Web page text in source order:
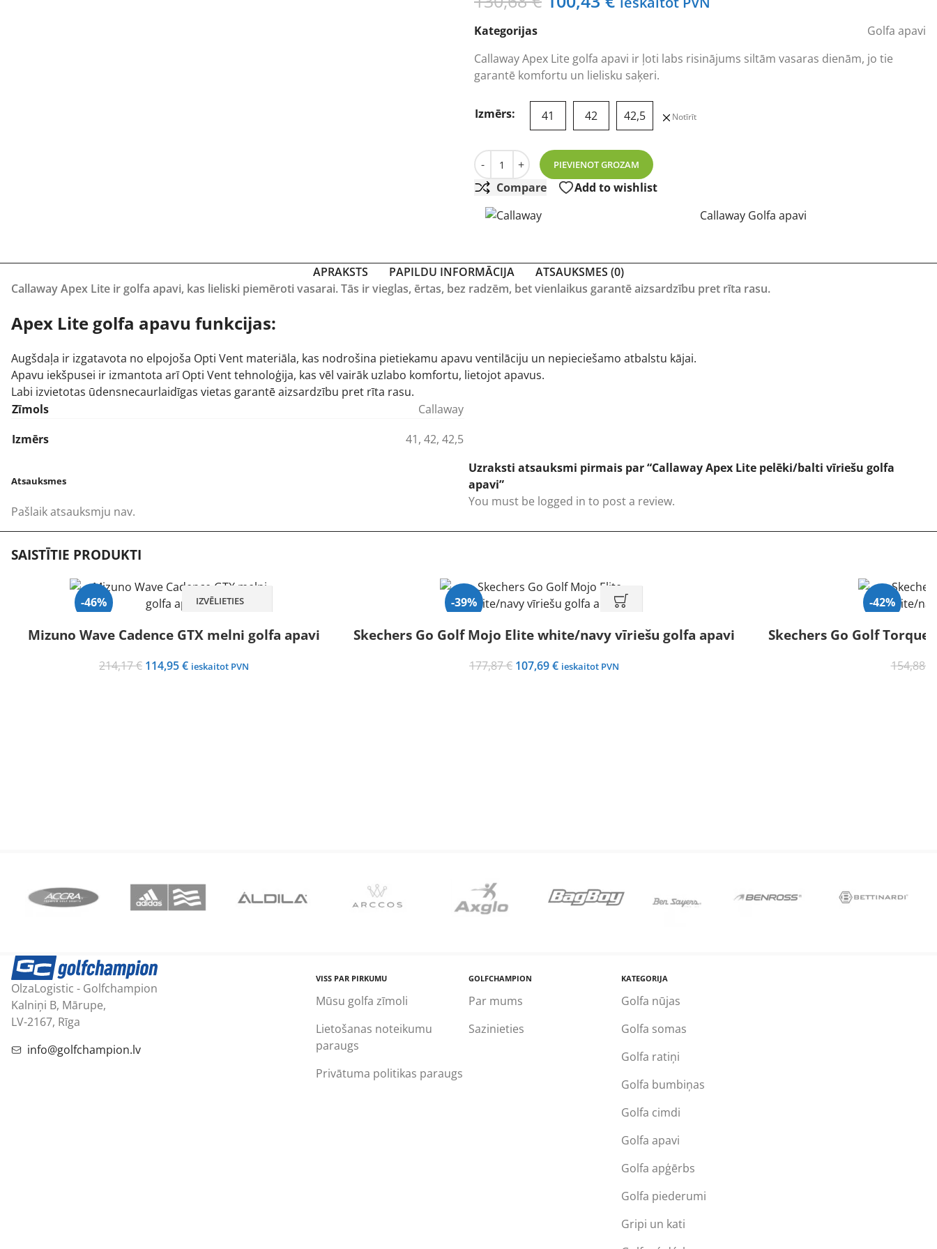
130,68 €.100,43 €.
Kategorijas
Golfa apavi
Callaway Apex Lite golfa apavi ir ļoti labs risinājums siltām vasaras dienām, jo tie
garantē komfortu un lielisku saķeri.
Izmērs: 41 42 42,5 Notīrīt
-
Callaway Apex Lite pelēki/balti vīriešu golfa apavi daudzums
+ PIEVIENOT GROZAM
Compare
Add to wishlist
Callaway Golfa apavi
APRAKSTS PAPILDU INFORMĀCIJA
ATSAUKSMES (0)
Callaway Apex Lite ir golfa apavi, kas lieliski piemēroti vasarai. Tās ir vieglas, ērtas, bez radzēm, bet vienlaikus garantē aizsardzību pret rīta rasu.
Apex Lite golfa apavu funkcijas:
Augšdaļa ir izgatavota no elpojoša Opti Vent materiāla, kas nodrošina pietiekamu apavu ventilāciju un nepieciešamo atbalstu kājai.
Apavu iekšpusei ir izmantota arī Opti Vent tehnoloģija, kas vēl vairāk uzlabo komfortu, lietojot apavus.
Labi izvietotas ūdensnecaurlaidīgas vietas garantē aizsardzību pret rīta rasu.
Zīmols
Callaway
Izmērs
41, 42, 42,5
Atsauksmes
Pašlaik atsauksmju nav.
Uzraksti atsauksmi pirmais par “Callaway Apex Lite pelēki/balti vīriešu golfa
apavi”
You must be logged in to post a review.
SAISTĪTIE PRODUKTI
-46% IZVĒLIETIES
Mizuno Wave Cadence GTX melni golfa apavi
214,17€ Original
114,95€Current
ieskaitot PVN
-39%
Skechers Go Golf Mojo Elite white/navy vīriešu golfa apavi
177,87€ Original
107,69€Current
ieskaitot PVN
-42%
Skechers Go Golf
154,88
OlzaLogistic - Golfchampion
Kalniņi B, Mārupe,
LV-2167, Rīga
info@golfchampion.lv
VISS PAR PIRKUMU
Mūsu golfa zīmoli
Lietošanas noteikumu
paraugs
Privātuma politikas paraugs
GOLFCHAMPION
Par mums
Sazinieties
KATEGORIJA
Golfa nūjas
Golfa somas
Golfa ratiņi
Golfa bumbiņas
Golfa cimdi
Golfa apavi
Golfa apģērbs
Golfa piederumi
Gripi un kati